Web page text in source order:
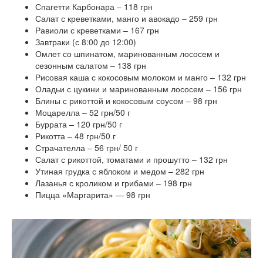
Спагетти Карбонара – 118 грн
Салат с креветками, манго и авокадо – 259 грн
Равиоли с креветками – 167 грн
Завтраки (с 8:00 до 12:00)
Омлет со шпинатом, маринованным лососем и
сезонным салатом – 138 грн
Рисовая каша с кокосовым молоком и манго – 132 грн
Оладьи с цукини и маринованным лососем – 156 грн
Блины с рикоттой и кокосовым соусом – 98 грн
Моцарелла – 52 грн/50 г
Буррата – 120 грн/50 г
Рикотта – 48 грн/50 г
Страчателла – 56 грн/ 50 г
Салат с рикоттой, томатами и прошутто – 132 грн
Утиная грудка с яблоком и медом – 282 грн
Лазанья с кроликом и грибами – 198 грн
Пицца «Маргарита» — 98 грн